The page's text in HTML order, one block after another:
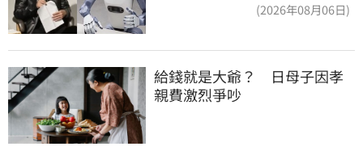
(2026年08月06日)
給錢就是大爺？　日母子因孝
親費激烈爭吵